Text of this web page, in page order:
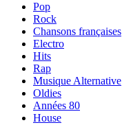
Pop
Rock
Chansons françaises
Electro
Hits
Rap
Musique Alternative
Oldies
Années 80
House